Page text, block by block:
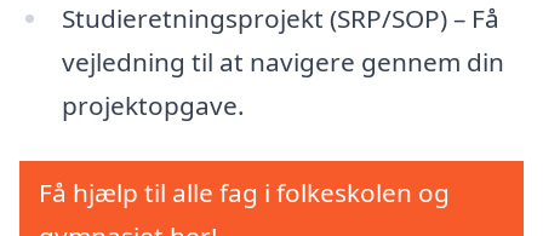
Studieretningsprojekt (SRP/SOP) – Få
vejledning til at navigere gennem din
projektopgave.
Få hjælp til alle fag i folkeskolen og